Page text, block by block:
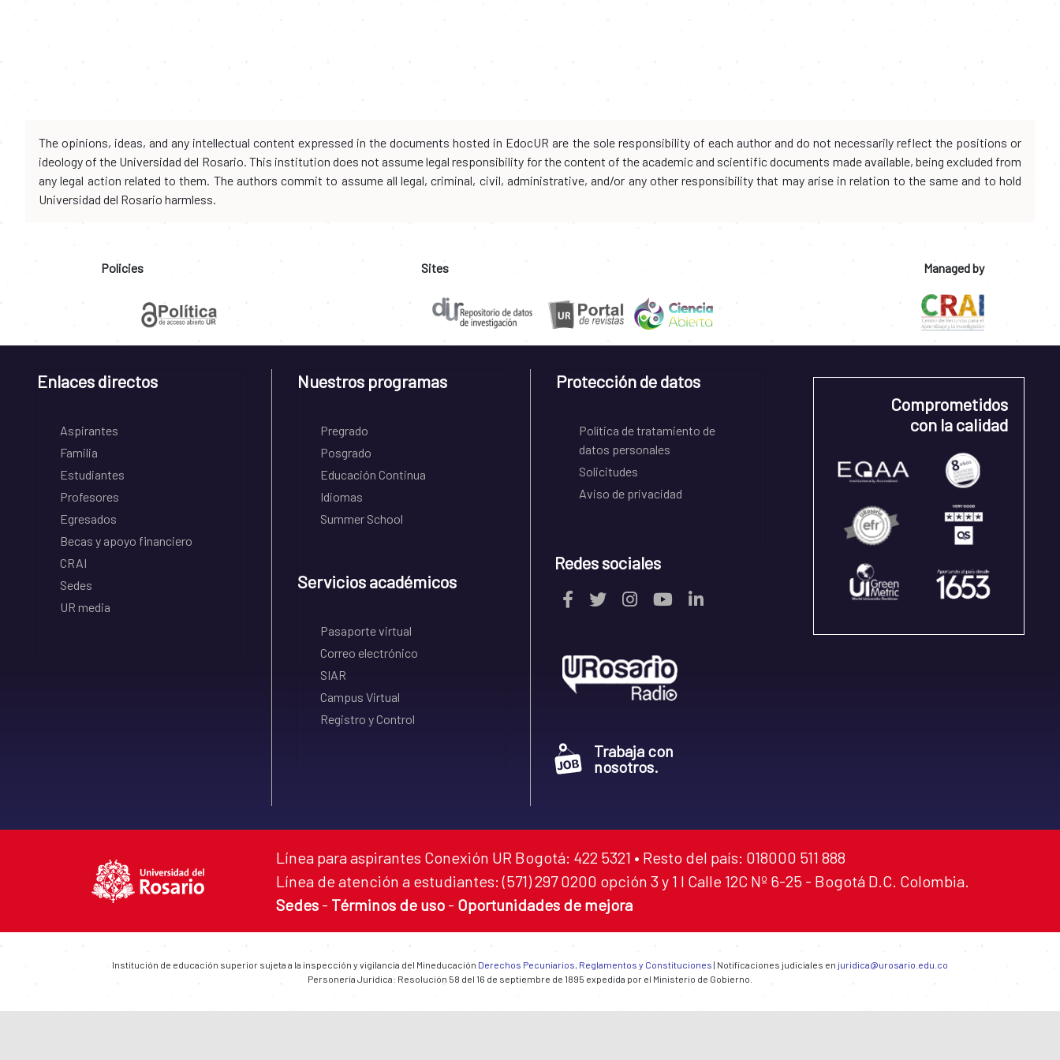
The opinions, ideas, and any intellectual content expressed in the documents hosted in EdocUR are the sole responsibility of each author and do not necessarily reflect the positions or
ideology of the Universidad del Rosario. This institution does not assume legal responsibility for the content of the academic and scientific documents made available, being excluded from
any legal action related to them. The authors commit to assume all legal, criminal, civil, administrative, and/or any other responsibility that may arise in relation to the same and to hold
Universidad del Rosario harmless.
Policies Sites Managed by
Enlaces directos
Aspirantes
Familia
Estudiantes
Profesores
Egresados
Becas y apoyo financiero
CRAI
Sedes
UR media
Nuestros programas
Pregrado
Posgrado
Educación Continua
Idiomas
Summer School
Servicios académicos
Pasaporte virtual
Correo electrónico
SIAR
Campus Virtual
Registro y Control
Protección de datos
Política de tratamiento de
datos personales
Solicitudes
Aviso de privacidad
Redes sociales
Trabaja con
nosotros.
Comprometidos
con la calidad
Línea para aspirantes Conexión UR Bogotá: 422 5321 • Resto del país: 018000 511 888
Línea de atención a estudiantes: (571) 297 0200 opción 3 y 1 I Calle 12C Nº 6-25 - Bogotá D.C. Colombia.
Sedes - Términos de uso - Oportunidades de mejora
Institución de educación superior sujeta a la inspección y vigilancia del Mineducación Derechos Pecuniarios, Reglamentos y Constituciones | Notificaciones judiciales en juridica@urosario.edu.co
Personería Jurídica: Resolución 58 del 16 de septiembre de 1895 expedida por el Ministerio de Gobierno.